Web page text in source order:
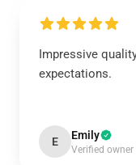
Impressive
expectations.
E Emily
Verified owner